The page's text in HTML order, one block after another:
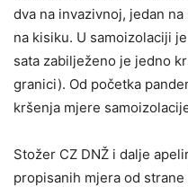
dva na invazivnoj, jedan
na kisiku. U samoizolaciji
sata zabilježeno je jedno
granici). Od početka
kršenja mjere
Stožer CZ DNŽ i dalje
propisanih mjera od